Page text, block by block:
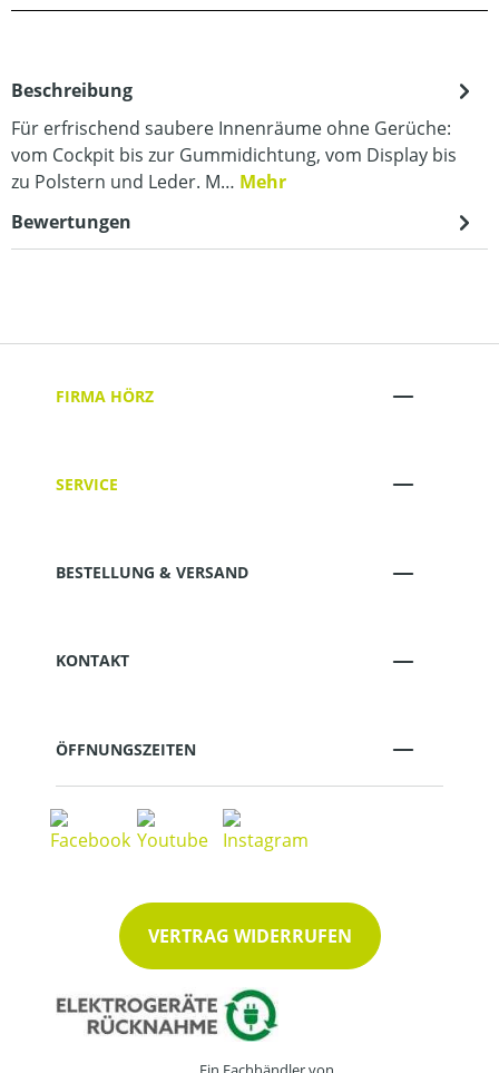
Beschreibung
Für erfrischend saubere Innenräume ohne Gerüche:
vom Cockpit bis zur Gummidichtung, vom Display bis
zu Polstern und Leder. M… Mehr
Bewertungen
FIRMA HÖRZ
SERVICE
BESTELLUNG & VERSAND
KONTAKT
ÖFFNUNGSZEITEN
VERTRAG WIDERRUFEN